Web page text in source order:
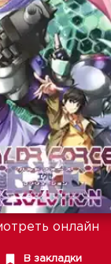
онлайн
В закладки